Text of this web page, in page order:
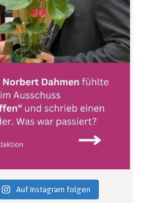
Auf Instagram folgen